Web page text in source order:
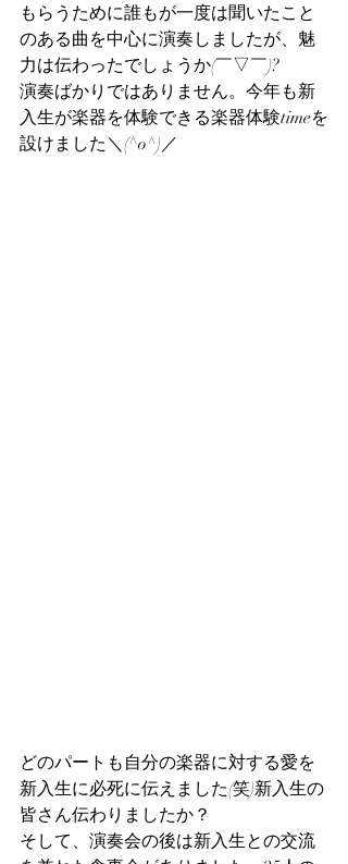
もらうために誰もが一度は聞いたこと
のある曲を中心に演奏しましたが、魅
力は伝わったでしょうか(￣▽￣)?
演奏ばかりではありません。今年も新
入生が楽器を体験できる楽器体験timeを
設けました＼(^o^)／
どのパートも自分の楽器に対する愛を
新入生に必死に伝えました(笑)新入生の
皆さん伝わりましたか？
そして、演奏会の後は新入生との交流